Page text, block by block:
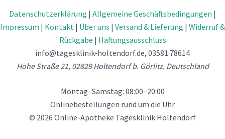
Datenschutzerklärung | Allgemeine Geschäftsbedingungen |
Impressum | Kontakt | Über uns | Versand & Lieferung | Widerruf &
Rückgabe | Haftungsausschluss
info@tagesklinik-holtendorf.de, 03581 78614
Hohe Straße 21, 02829 Holtendorf b. Görlitz, Deutschland
Montag–Samstag: 08:00–20:00
Onlinebestellungen rund um die Uhr
© 2026 Online-Apotheke Tagesklinik Holtendorf